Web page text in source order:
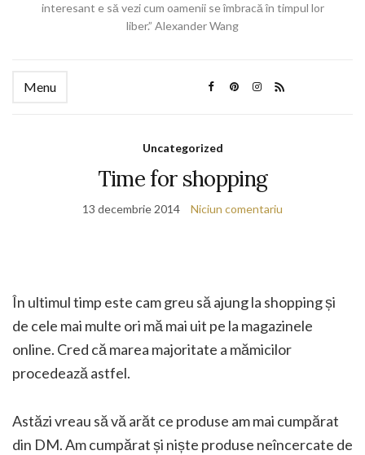
interesant e să vezi cum oamenii se îmbracă în timpul lor
liber.” Alexander Wang
Menu
Uncategorized
Time for shopping
13 decembrie 2014 Niciun comentariu
În ultimul timp este cam greu să ajung la shopping și
de cele mai multe ori mă mai uit pe la magazinele
online. Cred că marea majoritate a mămicilor
procedează astfel.
Astăzi vreau să vă arăt ce produse am mai cumpărat
din DM. Am cumpărat și niște produse neîncercate de